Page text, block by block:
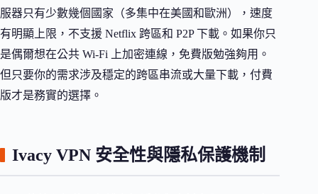
服器只有少數幾個國家（多集中在美國和歐洲），速度
有明顯上限，不支援 Netflix 跨區和 P2P 下載。如果你只
是偶爾想在公共 Wi-Fi 上加密連線，免費版勉強夠用。
但只要你的需求涉及穩定的跨區串流或大量下載，付費
版才是務實的選擇。
Ivacy VPN 安全性與隱私保護機制